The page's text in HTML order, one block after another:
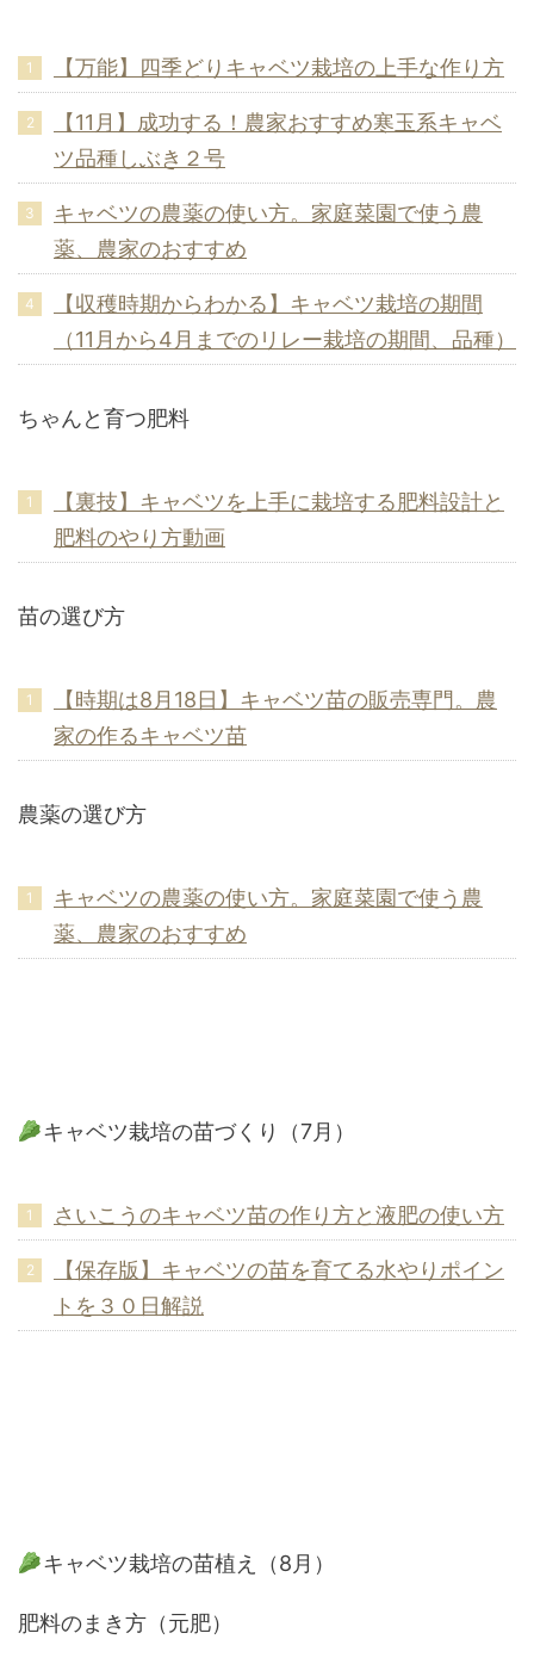
【万能】四季どりキャベツ栽培の上手な作り方
【11月】成功する！農家おすすめ寒玉系キャベ
ツ品種しぶき２号
キャベツの農薬の使い方。家庭菜園で使う農
薬、農家のおすすめ
【収穫時期からわかる】キャベツ栽培の期間
（11月から4月までのリレー栽培の期間、品種）
ちゃんと育つ肥料
【裏技】キャベツを上手に栽培する肥料設計と
肥料のやり方動画
苗の選び方
【時期は8月18日】キャベツ苗の販売専門。農
家の作るキャベツ苗
農薬の選び方
キャベツの農薬の使い方。家庭菜園で使う農
薬、農家のおすすめ
キャベツ栽培の苗づくり（7月）
さいこうのキャベツ苗の作り方と液肥の使い方
【保存版】キャベツの苗を育てる水やりポイン
トを３０日解説
キャベツ栽培の苗植え（8月）
肥料のまき方（元肥）